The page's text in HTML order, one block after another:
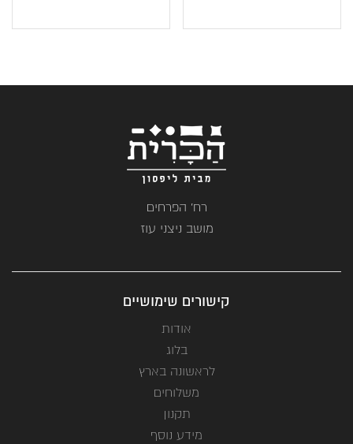
רח' הפרחים
מושב ניצני עוז
קישורים שימושיים
אודות
בלוג
לראשונה בארץ
משלוחים
תקנון
מידע נוסף